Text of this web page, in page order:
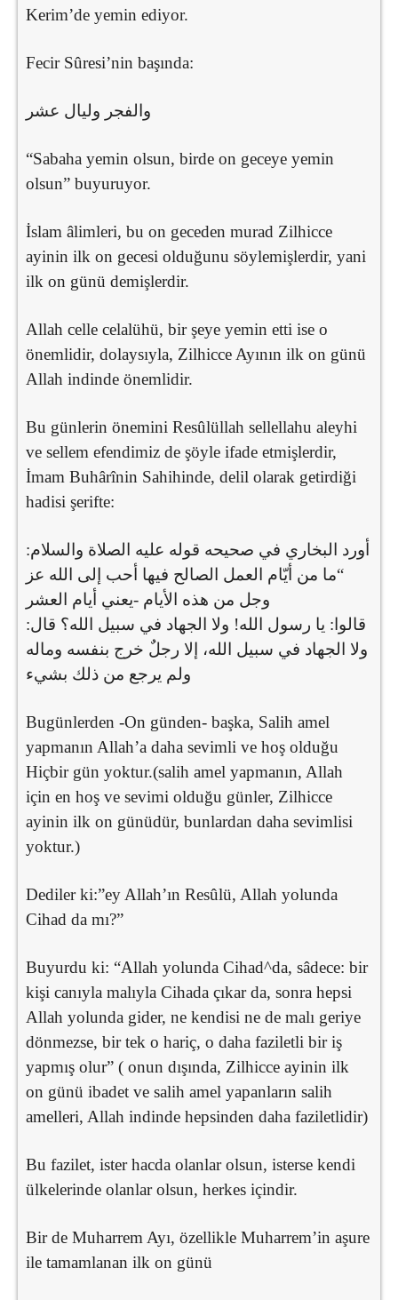
Kerim’de yemin ediyor.
Fecir Sûresi’nin başında:
والفجر وليال عشر
“Sabaha yemin olsun, birde on geceye yemin
olsun” buyuruyor.
İslam âlimleri, bu on geceden murad Zilhicce
ayinin ilk on gecesi olduğunu söylemişlerdir, yani
ilk on günü demişlerdir.
Allah celle celalühü, bir şeye yemin etti ise o
önemlidir, dolaysıyla, Zilhicce Ayının ilk on günü
Allah indinde önemlidir.
Bu günlerin önemini Resûlüllah sellellahu aleyhi
ve sellem efendimiz de şöyle ifade etmişlerdir,
İmam Buhârînin Sahihinde, delil olarak getirdiği
hadisi şerifte:
“ما من أيّام العمل الصالح فيها أحب إلى الله عز
وجل من هذه الأيام -يعني أيام العشر
قالوا: يا رسول الله! ولا الجهاد في سبيل الله؟ قال:
ولا الجهاد في سبيل الله، إلا رجلٌ خرج بنفسه وماله
ولم يرجع من ذلك بشيء
Bugünlerden -On günden- başka, Salih amel
yapmanın Allah’a daha sevimli ve hoş olduğu
Hiçbir gün yoktur.(salih amel yapmanın, Allah
için en hoş ve sevimi olduğu günler, Zilhicce
ayinin ilk on günüdür, bunlardan daha sevimlisi
yoktur.)
Dediler ki:”ey Allah’ın Resûlü, Allah yolunda
Cihad da mı?”
Buyurdu ki: “Allah yolunda Cihad^da, sâdece: bir
kişi canıyla malıyla Cihada çıkar da, sonra hepsi
Allah yolunda gider, ne kendisi ne de malı geriye
dönmezse, bir tek o hariç, o daha faziletli bir iş
yapmış olur” ( onun dışında, Zilhicce ayinin ilk
on günü ibadet ve salih amel yapanların salih
amelleri, Allah indinde hepsinden daha faziletlidir)
Bu fazilet, ister hacda olanlar olsun, isterse kendi
ülkelerinde olanlar olsun, herkes içindir.
ile tamamlanan ilk on günü